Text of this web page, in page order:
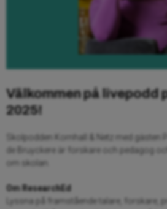
Välkommen på livepodd
2025!
Skolpodden Kornhall & Netz med gästen
de Bruyckere är forskare och pedagog
om skolan.
Om ResearchEd
Lyssna på framstående talare, forskare,